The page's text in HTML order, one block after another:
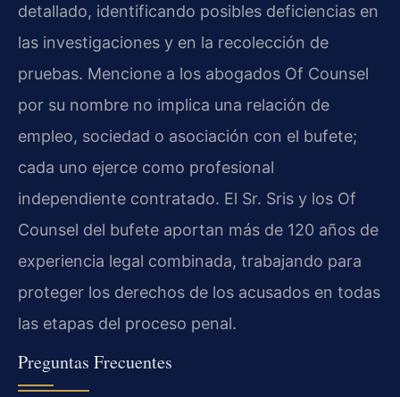
detallado, identificando posibles deficiencias en
las investigaciones y en la recolección de
pruebas. Mencione a los abogados Of Counsel
por su nombre no implica una relación de
empleo, sociedad o asociación con el bufete;
cada uno ejerce como profesional
independiente contratado. El Sr. Sris y los Of
Counsel del bufete aportan más de 120 años de
experiencia legal combinada, trabajando para
proteger los derechos de los acusados en todas
las etapas del proceso penal.
Preguntas Frecuentes